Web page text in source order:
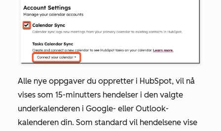
Alle nye oppgaver du oppretter i HubSpot, vil nå
vises som 15-minutters hendelser i den valgte
underkalenderen i Google- eller Outlook-
kalenderen din. Som standard vil hendelsene vise